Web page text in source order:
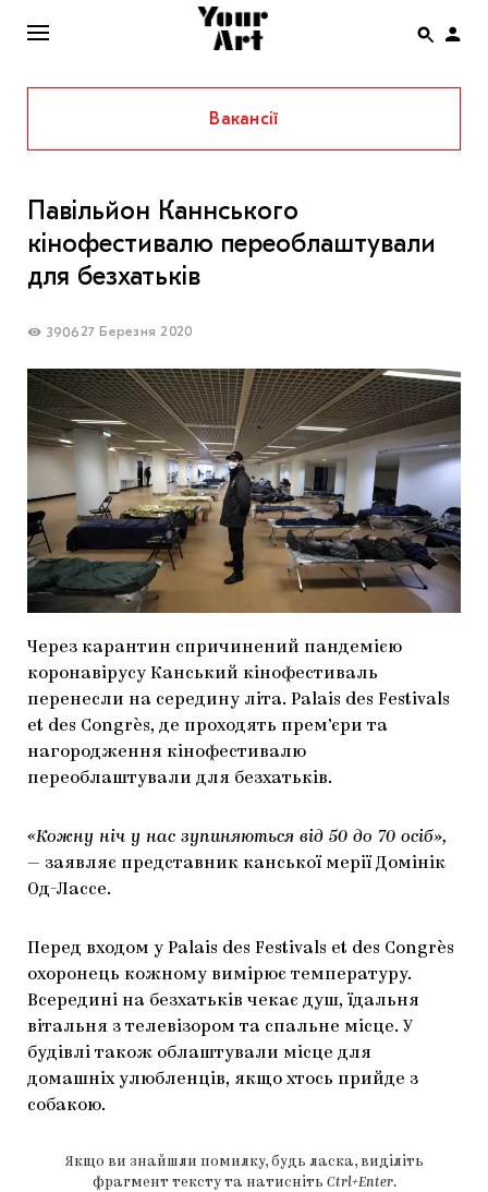
ENG
НОВИНИ
ІНТЕРВ’Ю
СПЕЦПРОЄКТИ
THE UKRAINIAN PAVILION AT VENICE BIENNALE
2022
МАРІУПОЛЬСЬКІ МАРГІНАЛІЇ
ДОСЛІДНИЦЬКА ПЛАТФОРМА
ЗАПАЛЕННЯ
CARPATHIAN CULT ПРО РІЗДВЯНІ СВЯТА
Вакансії
Павільйон Каннського
кінофестивалю переоблаштували
для безхатьків
3906 27 Березня 2020
Через карантин спричинений пандемією
коронавірусу Канський кінофестиваль
перенесли на середину літа. Palais des Festivals
et des Congrès, де проходять прем’єри та
нагородження кінофестивалю
переоблаштували для безхатьків.
«Кожну ніч у нас зупиняються від 50 до 70 осіб»,
— заявляє представник канської мерії Домінік
Од-Лассе.
Перед входом у Palais des Festivals et des Congrès
охоронець кожному вимірює температуру.
Всередині на безхатьків чекає душ, їдальня
вітальня з телевізором та спальне місце. У
будівлі також облаштували місце для
домашніх улюбленців, якщо хтось прийде з
собакою.
Якщо ви знайшли помилку, будь ласка, виділіть
фрагмент тексту та натисніть Ctrl+Enter.